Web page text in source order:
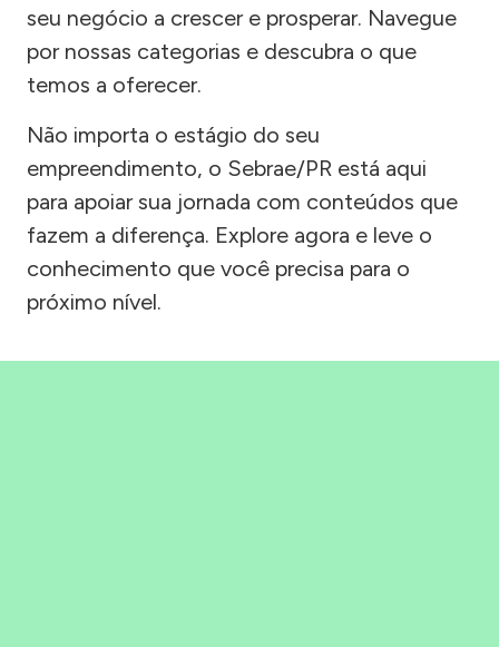
seu negócio a crescer e prosperar. Navegue
por nossas categorias e descubra o que
temos a oferecer.
Não importa o estágio do seu
empreendimento, o Sebrae/PR está aqui
para apoiar sua jornada com conteúdos que
fazem a diferença. Explore agora e leve o
conhecimento que você precisa para o
próximo nível.